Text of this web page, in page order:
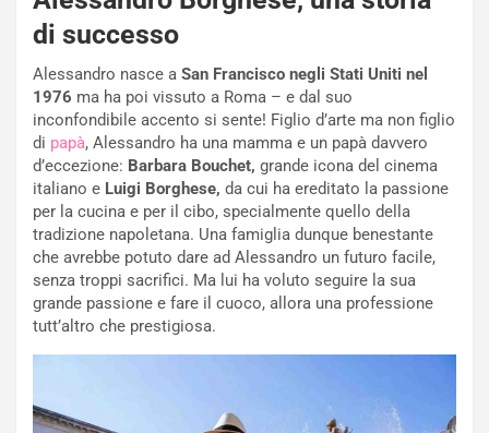
di successo
Alessandro nasce a San Francisco negli Stati Uniti nel
1976 ma ha poi vissuto a Roma – e dal suo
inconfondibile accento si sente! Figlio d’arte ma non figlio
di papà, Alessandro ha una mamma e un papà davvero
d’eccezione: Barbara Bouchet, grande icona del cinema
italiano e Luigi Borghese, da cui ha ereditato la passione
per la cucina e per il cibo, specialmente quello della
tradizione napoletana. Una famiglia dunque benestante
che avrebbe potuto dare ad Alessandro un futuro facile,
senza troppi sacrifici. Ma lui ha voluto seguire la sua
grande passione e fare il cuoco, allora una professione
tutt’altro che prestigiosa.